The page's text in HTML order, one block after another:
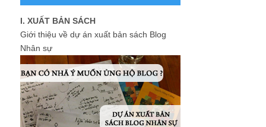
I. XUẤT BẢN SÁCH
Giới thiệu về dự án xuất bản sách Blog
Nhân sự